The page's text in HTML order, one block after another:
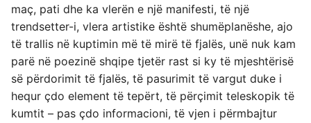
maç, pati dhe ka vlerën e një manifesti, të një
trendsetter-i, vlera artistike është shumëplanëshe, ajo
të trallis në kuptimin më të mirë të fjalës, unë nuk kam
parë në poezinë shqipe tjetër rast si ky të mjeshtërisë
së përdorimit të fjalës, të pasurimit të vargut duke i
hequr çdo element të tepërt, të përçimit teleskopik të
kumtit – pas çdo informacioni, të vjen i përmbajtur